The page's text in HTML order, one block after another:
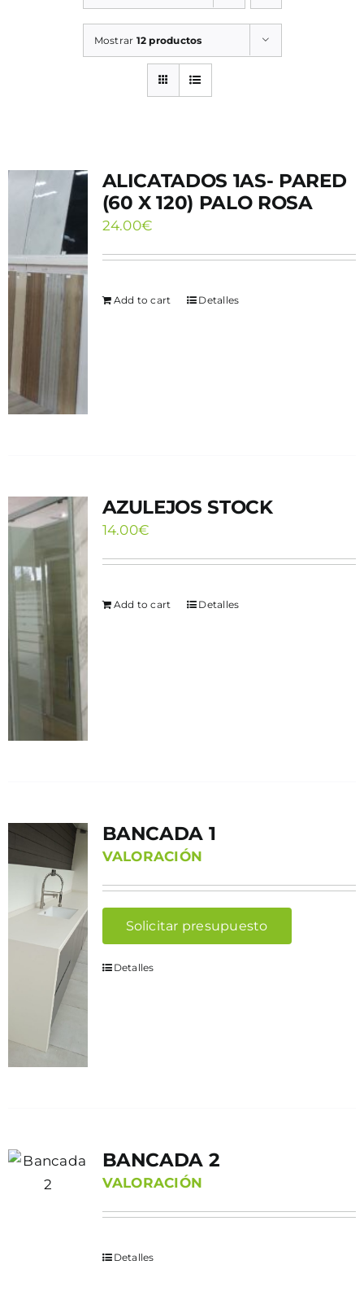
WooCommerce My Account
Mostrar 12 productos
ALICATADOS 1AS- PARED
(60 X 120) PALO ROSA
24.00€
Add to cart Detalles
AZULEJOS STOCK
14.00€
Add to cart Detalles
BANCADA 1
VALORACIÓN
Solicitar presupuesto
Detalles
BANCADA 2
VALORACIÓN
Detalles